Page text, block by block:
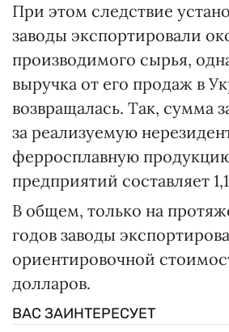
При этом следствие
заводы экспортировали
производимого сырья,
выручка от его продаж в
возвращалась. Так, сумма
за реализуемую
ферросплавную
предприятий составляет
В общем, только на
годов заводы
ориентировочной
долларов.
ВАС ЗАИНТЕРЕСУЕТ